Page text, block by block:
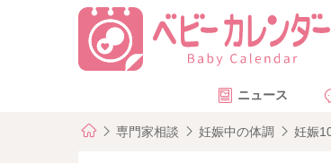
ニュース
専門家相談 妊娠中の体調 妊娠